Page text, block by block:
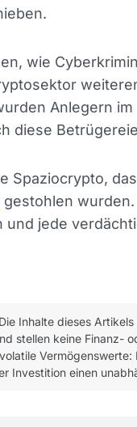
wie
Anlegern
diese
Spaziocrypto,
gestohlen
und jede
Die Inhalte dieses
stellen keine Finanz-
Investition einen